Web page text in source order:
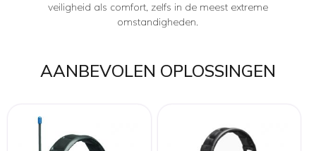
veiligheid als comfort, zelfs in de meest extreme
omstandigheden.
AANBEVOLEN OPLOSSINGEN